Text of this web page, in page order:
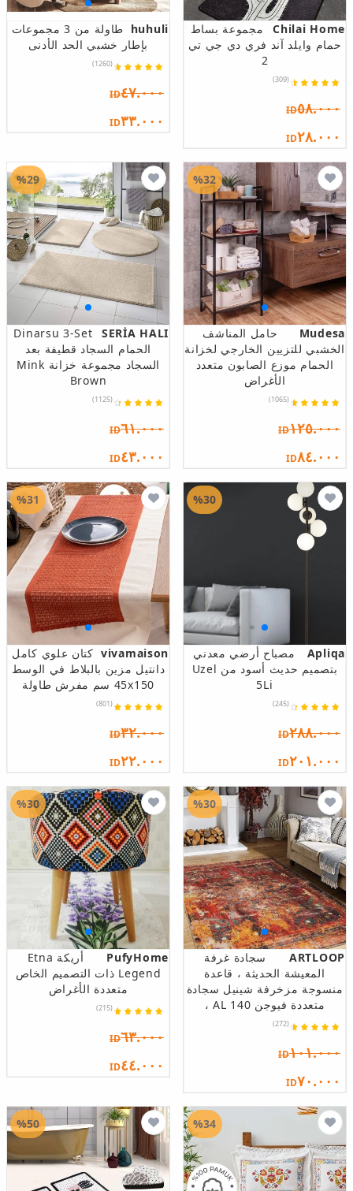
Chilai Home
مجموعة بساط
حمام وايلد آند فري دي جي تي
2
(309)
ID٥٨.٠٠٠
ID٢٨.٠٠٠
huhuli
طاولة من 3 مجموعات
بإطار خشبي الحد الأدنى
(1260)
ID٤٧.٠٠٠
ID٣٣.٠٠٠
Mudesa
حامل المناشف
الخشبي للتزيين الخارجي لخزانة
الحمام موزع الصابون متعدد
الأغراض
(1065)
ID١٢٥.٠٠٠
ID٨٤.٠٠٠
%32
SERİA HALI
Dinarsu 3-Set
الحمام السجاد قطيفة بعد
السجاد مجموعة خزانة Mink
Brown
(1125)
ID٦١.٠٠٠
ID٤٣.٠٠٠
%29
Apliqa
مصباح أرضي معدني
بتصميم حديث أسود من Uzel
5Li
(245)
ID٢٨٨.٠٠٠
ID٢٠١.٠٠٠
%30
vivamaison كتان علوي كامل
دانتيل مزين بالبلاط في الوسط
45x150 سم مفرش طاولة
(801)
ID٣٢.٠٠٠
ID٢٢.٠٠٠
%31
ARTLOOP
سجادة غرفة
المعيشة الحديثة ، قاعدة
منسوجة مزخرفة شينيل سجادة
متعددة فيوجن AL 140 ،
(272)
ID١٠١.٠٠٠
ID٧٠.٠٠٠
%30
PufyHome
أريكة Etna
Legend ذات التصميم الخاص
متعددة الأغراض
(215)
ID٦٣.٠٠٠
ID٤٤.٠٠٠
%30
%34
%50